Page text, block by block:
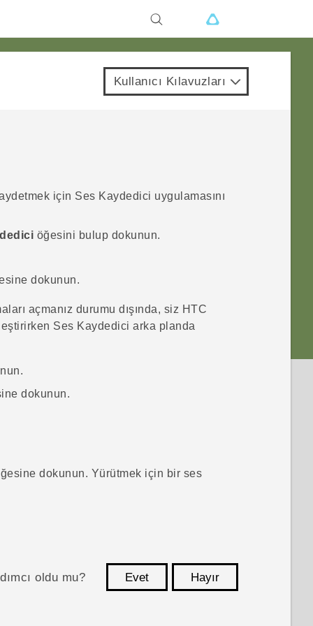
Kullanıcı Kılavuzları
için Ses Kaydedici uygulamasını
öğesini bulup dokunun.
dokunun.
açmanız durumu dışında, siz HTC
Ses Kaydedici arka planda
dokunun.
dokunun. Yürütmek için bir ses
oldu mu? Evet
Hayır